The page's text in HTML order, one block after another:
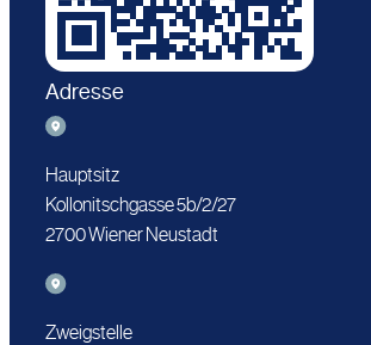
Adresse
Hauptsitz
Kollonitschgasse 5b/2/27
2700 Wiener Neustadt
Zweigstelle